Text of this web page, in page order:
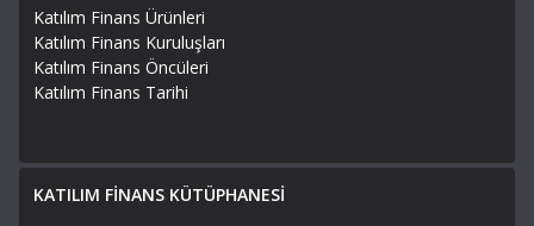
Katılım Finans Ürünleri
Katılım Finans Kuruluşları
Katılım Finans Öncüleri
Katılım Finans Tarihi
KATILIM FİNANS KÜTÜPHANESİ